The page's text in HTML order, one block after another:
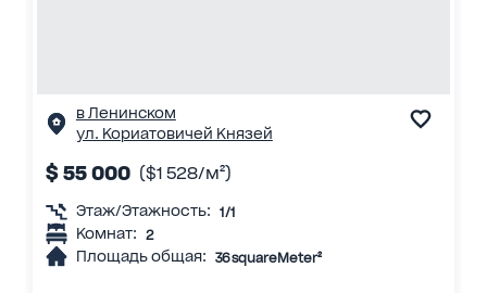
в Ленинском
ул. Кориатовичей Князей
$ 55 000 ($1 528/м²)
Этаж/Этажность: 1/1
Комнат: 2
Площадь общая: 36 squareMeter²